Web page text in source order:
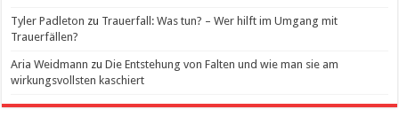
Tyler Padleton zu Trauerfall: Was tun? – Wer hilft im Umgang mit
Trauerfällen?
Aria Weidmann zuDie Entstehung von Falten und wie man sie am
wirkungsvollsten kaschiert